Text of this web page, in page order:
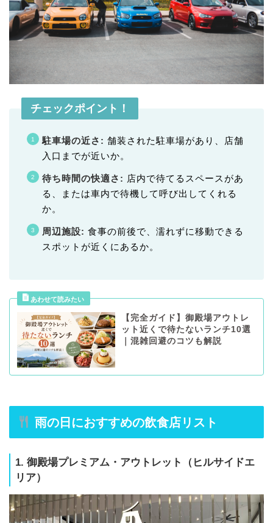
チェックポイント！
駐車場の近さ: 舗装された駐車場があり、店舗
入口までが近いか。
待ち時間の快適さ: 店内で待てるスペースがあ
る、または車内で待機して呼び出してくれる
か。
周辺施設: 食事の前後で、濡れずに移動できる
スポットが近くにあるか。
【完全ガイド】御殿場アウトレ
ット近くで待たないランチ10選
｜混雑回避のコツも解説
雨の日におすすめの飲食店リスト
1. 御殿場プレミアム・アウトレット（ヒルサイドエ
リア）